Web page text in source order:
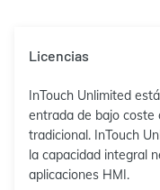
Licencias
InTouch Unlimited
entrada de bajo coste
tradicional. InTouch
la capacidad integral
aplicaciones HMI.